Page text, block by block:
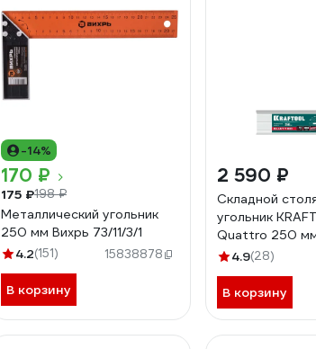
-14%
170 ₽
175 ₽198 ₽
Металлический угольник
250 мм Вихрь 73/11/3/1
4.2(151) 15838878
В корзину
2 590 ₽
Складной
угольник
Quattro 250
4.9(28)
В корзину